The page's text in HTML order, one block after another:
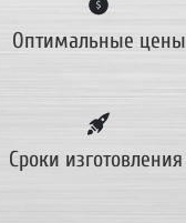
Оптимальные цены
Сроки изготовления